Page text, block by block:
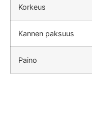
Korkeus
Kannen paksuus
Paino